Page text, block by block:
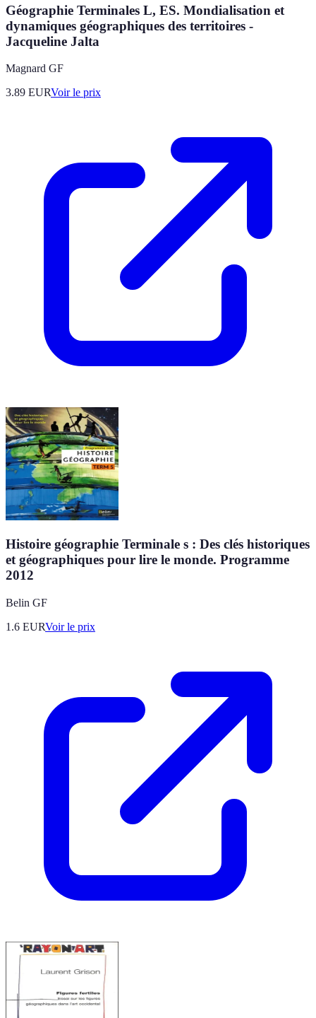
Géographie Terminales L, ES. Mondialisation et
dynamiques géographiques des territoires -
Jacqueline Jalta
Magnard GF
3.89 EURVoir le prix
Histoire géographie Terminale s : Des clés historiques
et géographiques pour lire le monde. Programme
2012
Belin GF
1.6 EURVoir le prix